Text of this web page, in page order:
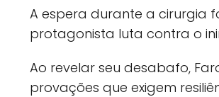
A espera durante a cirurgia
protagonista luta contra o
Ao revelar seu desabafo,
provações que exigem